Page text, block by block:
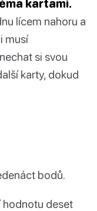
kartami.
lícem nahoru a
musí
si svou
karty, dokud
bodů.
hodnotu deset